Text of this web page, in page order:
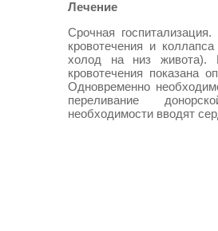
Лечение
Срочная
кровотечения и
холод на низ живота).
кровотечения показана
Одновременно
переливание
необходимости вводят